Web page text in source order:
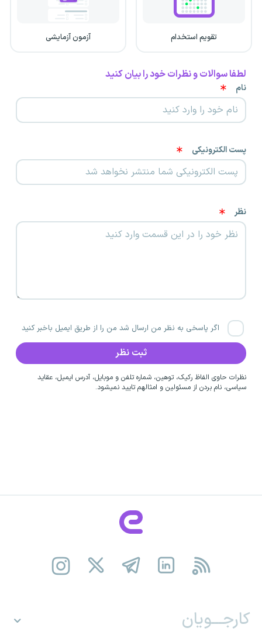
تقویم استخدام آزمون آزمایشی
لطفا سوالات و نظرات خود را بیان کنید
نام
پست الکترونیکی
نظر
اگر پاسخی به نظر من ارسال شد من را از طریق ایمیل باخبر کنید
نظرات حاوی الفاظ رکیک، توهین، شماره تلفن و موبایل، آدرس ایمیل، عقاید
سیاسی، نام بردن از مسئولین و امثالهم تایید نمیشود.
کارجـــویان